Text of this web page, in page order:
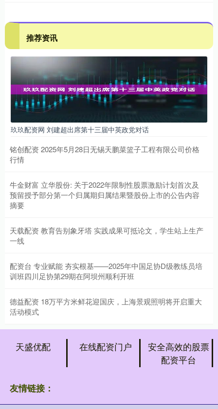
推荐资讯
玖玖配资网 刘建超出席第十三届中英政党对话
铭创配资 2025年5月28日无锡天鹏菜篮子工程有限公司价格
行情
牛金财富 立华股份: 关于2022年限制性股票激励计划首次及
预留授予部分第一个归属期归属结果暨股份上市的公告内容
摘要
天载配资 教育告别象牙塔 实践成果可抵论文，学生站上生产
一线
配资台 专业赋能 夯实根基——2025年中国足协D级教练员培
训班四川足协第29期在阿坝州顺利开班
德益配资 18万平方米鲜花迎国庆，上海景观照明将开启重大
活动模式
天盛优配 在线配资门户
安全高效的股票
配资平台
友情链接：